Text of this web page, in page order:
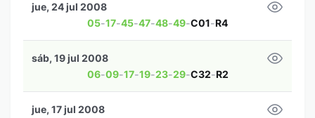
05-17-45-47-48-49-C01-R4
jue, 24 jul 2008
06-09-17-19-23-29-C32-R2
sáb, 19 jul 2008
jue, 17 jul 2008